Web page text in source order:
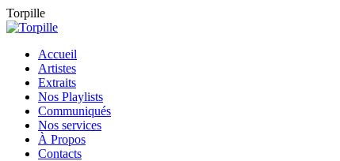
Torpille
Accueil
Artistes
Extraits
Nos Playlists
Communiqués
Nos services
À Propos
Contacts